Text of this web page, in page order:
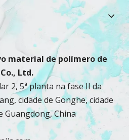
material de polímero de
Ltd.
2, 5ª planta na fase II da
cidade de Gonghe, cidade
Guangdong, China